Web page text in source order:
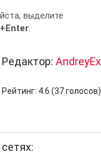
выделите
.
Редактор: AndreyEx
Рейтинг: 4.6 (37голосов)